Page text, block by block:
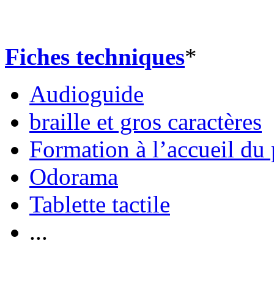
Fiches techniques*
Audioguide
braille et gros caractères
Formation à l’accueil
Odorama
Tablette tactile
...